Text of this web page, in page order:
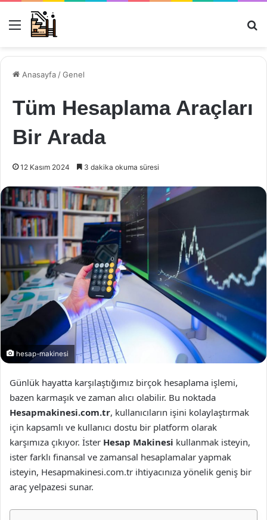
Menü
Anasayfa /Genel
Tüm Hesaplama Araçları
Bir Arada
12 Kasım 2024 3 dakika okuma süresi
hesap-makinesi
Günlük hayatta karşılaştığımız birçok hesaplama işlemi,
bazen karmaşık ve zaman alıcı olabilir. Bu noktada
Hesapmakinesi.com.tr, kullanıcıların işini kolaylaştırmak
için kapsamlı ve kullanıcı dostu bir platform olarak
karşımıza çıkıyor. İster Hesap Makinesi kullanmak isteyin,
ister farklı finansal ve zamansal hesaplamalar yapmak
isteyin, Hesapmakinesi.com.tr ihtiyacınıza yönelik geniş bir
araç yelpazesi sunar.